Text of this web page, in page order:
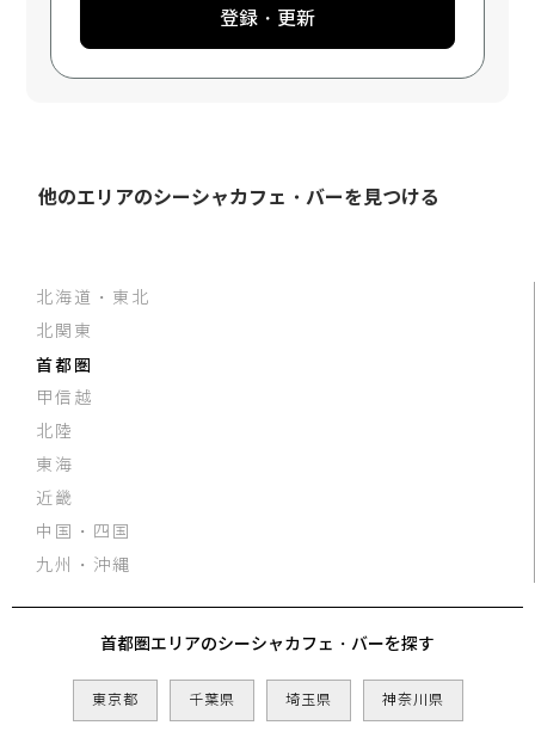
登録・更新
他のエリアのシーシャカフェ・バーを見つける
北海道・東北
北関東
首都圏
甲信越
北陸
東海
近畿
中国・四国
九州・沖縄
首都圏エリアのシーシャカフェ・バーを探す
東京都 千葉県 埼玉県 神奈川県